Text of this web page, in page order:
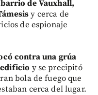
de Vauxhall,
y cerca de
de espionaje
contra una grúa
y se precipitó
bola de fuego que
cerca del lugar.